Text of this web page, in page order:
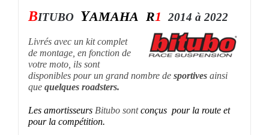
BITUBO YAMAHA R1 2014 à 2022
Livrés avec un kit complet
de montage, en fonction de
votre moto, ils sont
disponibles pour un grand nombre de sportivesainsi
que quelques roadsters.
Les amortisseurs Bitubo sontconçus pour la route et
pour la compétition.